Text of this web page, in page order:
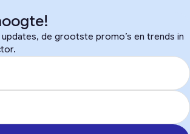
de grootste promo’s en trends in